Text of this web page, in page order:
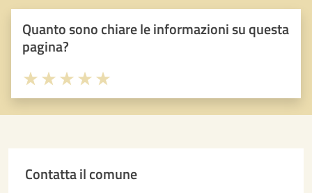
Quanto sono chiare le informazioni su questa
pagina?
Valuta 5 stelle su 5
Valuta 4 stelle su 5
Valuta 3 stelle su 5
Valuta 2 stelle su 5
Valuta 1 stelle su 5
Contatta il comune